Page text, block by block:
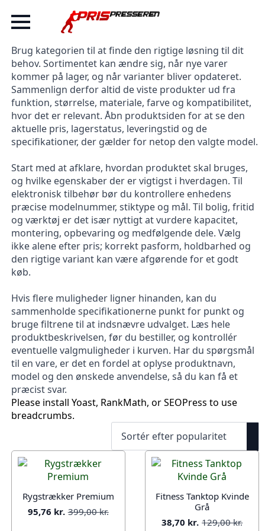
Brug kategorien til at finde den rigtige løsning til dit
behov. Sortimentet kan ændre sig, når nye varer
kommer på lager, og når varianter bliver opdateret.
Sammenlign derfor altid de viste produkter ud fra
funktion, størrelse, materiale, farve og kompatibilitet,
hvor det er relevant. Åbn produktsiden for at se den
aktuelle pris, lagerstatus, leveringstid og de
specifikationer, der gælder for netop den valgte model.
Start med at afklare, hvordan produktet skal bruges,
og hvilke egenskaber der er vigtigst i hverdagen. Til
elektronisk tilbehør bør du kontrollere enhedens
præcise modelnummer, stiktype og mål. Til bolig, fritid
og værktøj er det især nyttigt at vurdere kapacitet,
montering, opbevaring og medfølgende dele. Vælg
ikke alene efter pris; korrekt pasform, holdbarhed og
den rigtige variant kan være afgørende for et godt
køb.
Hvis flere muligheder ligner hinanden, kan du
sammenholde specifikationerne punkt for punkt og
bruge filtrene til at indsnævre udvalget. Læs hele
produktbeskrivelsen, før du bestiller, og kontrollér
eventuelle valgmuligheder i kurven. Har du spørgsmål
til en vare, er det en fordel at oplyse produktnavn,
model og den ønskede anvendelse, så du kan få et
præcist svar.
Please install Yoast, RankMath, or SEOPress to use
breadcrumbs.
Rygstrækker Premium
399,00kr.
Den
95,76 kr. Den
Fitness Tanktop Kvinde
Grå
129,00kr.
Den
38,70 kr. Den